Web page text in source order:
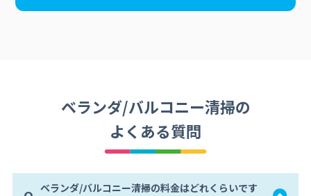
ベランダ/バルコニー清掃の
よくある質問
ベランダ/バルコニー清掃の料金はどれくらいです